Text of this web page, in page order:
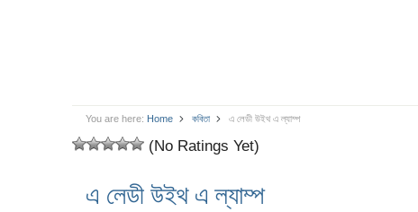
You are here: Home কবিতা এ লেডী উইথ এ ল্যাম্প
(No Ratings Yet)
এ লেডী উইথ এ ল্যাম্প